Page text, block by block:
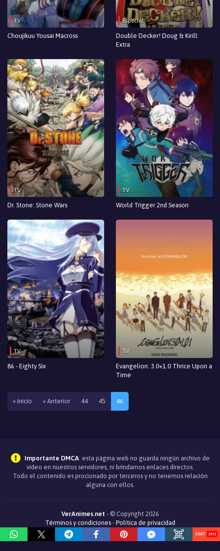
TV
Choujikuu Yousai Macross
Especial
Double Decker! Doug & Kirill:
Extra
TV
Dr. Stone: Stone Wars
TV
World Trigger 2nd Season
TV
86 - Eighty Six
TV
Evangelion: 3.0+1.0 Thrice Upon a
Time
« Inicio « Anterior 44 45 46
Importante DMCA: esta página web no guarda ningún archivo de
video en nuestros servidores, ni brindamos enlaces directos.
Todo el contenido es procionado por terceros y no tenemos relación
alguna con ellos.
VerAnimes.net - © Copyright 2026
Términos y condiciones- Política de privacidad
2971